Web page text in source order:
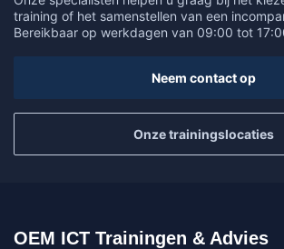
training of het samenstellen van een
Bereikbaar op werkdagen van 09:00 tot
Neem contact op
Onze trainingslocaties
OEM ICT Trainingen & Advies